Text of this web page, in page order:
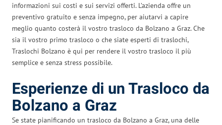
informazioni sui costi e sui servizi offerti. L’azienda offre un
preventivo gratuito e senza impegno, per aiutarvi a capire
meglio quanto costerà il vostro trasloco da Bolzano a Graz. Che
sia il vostro primo trasloco o che siate esperti di traslochi,
Traslochi Bolzano è qui per rendere il vostro trasloco il più
semplice e senza stress possibile.
Esperienze di un Trasloco da
Bolzano a Graz
Se state pianificando un trasloco da Bolzano a Graz, una delle